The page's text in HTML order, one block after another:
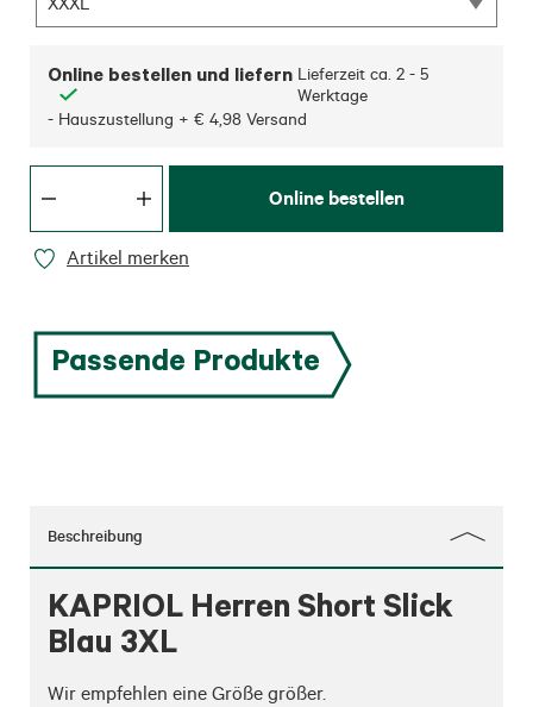
Online bestellen und liefern Lieferzeit ca. 2 - 5
Werktage
- Hauszustellung + € 4,98 Versand
Online bestellen
Artikel merken
Passende Produkte
Beschreibung
KAPRIOL Herren Short Slick
Blau 3XL
Wir empfehlen eine Größe größer.